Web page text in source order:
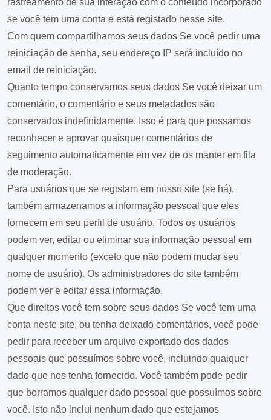
rastreamento de sua interação com o conteúdo incorporado
se você tem uma conta e está registado nesse site.
Com quem compartilhamos seus dados Se você pedir uma
reiniciação de senha, seu endereço IP será incluído no
email de reiniciação.
Quanto tempo conservamos seus dados Se você deixar um
comentário, o comentário e seus metadados são
conservados indefinidamente. Isso é para que possamos
reconhecer e aprovar quaisquer comentários de
seguimento automaticamente em vez de os manter em fila
de moderação.
Para usuários que se registam em nosso site (se há),
também armazenamos a informação pessoal que eles
fornecem em seu perfil de usuário. Todos os usuários
podem ver, editar ou eliminar sua informação pessoal em
qualquer momento (exceto que não podem mudar seu
nome de usuário). Os administradores do site também
podem ver e editar essa informação.
Que direitos você tem sobre seus dados Se você tem uma
conta neste site, ou tenha deixado comentários, você pode
pedir para receber um arquivo exportado dos dados
pessoais que possuímos sobre você, incluindo qualquer
dado que nos tenha fornecido. Você também pode pedir
que borramos qualquer dado pessoal que possuímos sobre
você. Isto não inclui nenhum dado que estejamos